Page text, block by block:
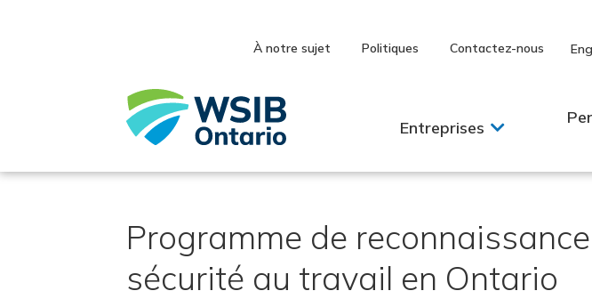
À notre sujet Politiques Contactez-nous
Entreprises
Programme de
sécurité au travail en Ontario